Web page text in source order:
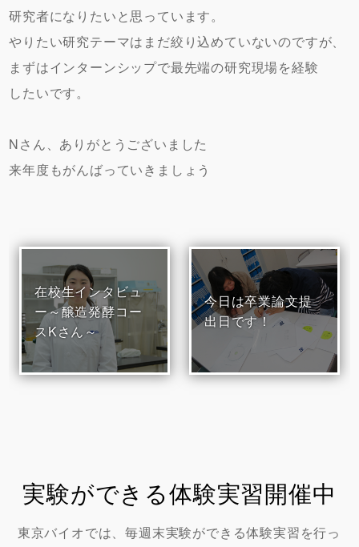
研究者になりたいと思っています。
やりたい研究テーマはまだ絞り込めていないのですが、
まずはインターンシップで最先端の研究現場を経験
したいです。
Nさん、ありがとうございました
来年度もがんばっていきましょう
在校生インタビュ
ー～醸造発酵コー
スKさん～
今日は卒業論文提
出日です！
実験ができる体験実習開催中
東京バイオでは、毎週末実験ができる体験実習を行っ